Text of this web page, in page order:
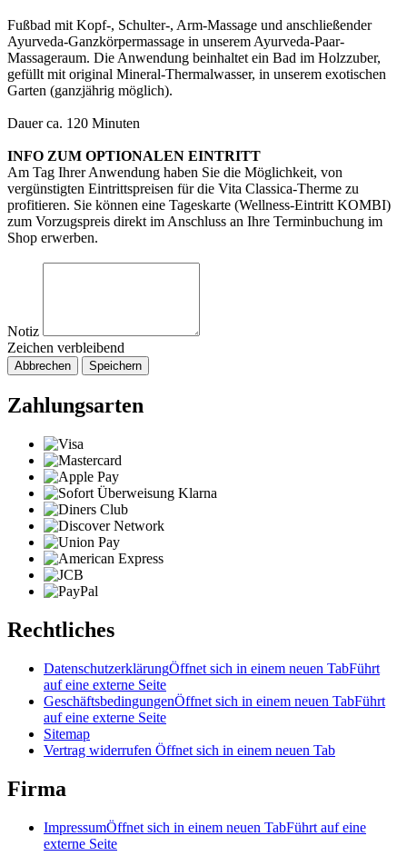
Fußbad mit Kopf-, Schulter-, Arm-Massage und anschließender
Ayurveda-Ganzkörpermassage in unserem Ayurveda-Paar-
Massageraum. Die Anwendung beinhaltet ein Bad im Holzzuber,
gefüllt mit original Mineral-Thermalwasser, in unserem exotischen
Garten (ganzjährig möglich).
Dauer ca. 120 Minuten
INFO ZUM OPTIONALEN EINTRITT
Am Tag Ihrer Anwendung haben Sie die Möglichkeit, von
vergünstigten Eintrittspreisen für die Vita Classica-Therme zu
profitieren. Sie können eine Tageskarte (Wellness-Eintritt KOMBI)
zum Vorzugspreis direkt im Anschluss an Ihre Terminbuchung im
Shop erwerben.
Notiz
Zeichen verbleibend
Abbrechen Speichern
Zahlungsarten
Rechtliches
DatenschutzerklärungÖffnet sich in einem neuen TabFührt
auf eine externe Seite
GeschäftsbedingungenÖffnet sich in einem neuen TabFührt
auf eine externe Seite
Sitemap
Vertrag widerrufen Öffnet sich in einem neuen Tab
Firma
ImpressumÖffnet sich in einem neuen TabFührt auf eine
externe Seite